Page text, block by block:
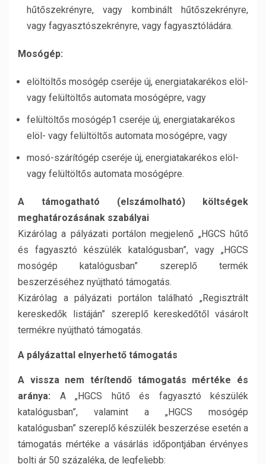
hűtőszekrényre, vagy kombinált hűtőszekrényre,
vagy fagyasztószekrényre, vagy fagyasztóládára.
Mosógép:
elöltöltős mosógép cseréje új, energiatakarékos elöl-
vagy felültöltős automata mosógépre, vagy
felültöltős mosógép1 cseréje új, energiatakarékos
elöl- vagy felültöltős automata mosógépre, vagy
mosó-szárítógép cseréje új, energiatakarékos elöl-
vagy felültöltős automata mosógépre.
A támogatható (elszámolható) költségek
meghatározásának szabályai
Kizárólag a pályázati portálon megjelenő „HGCS hűtő
és fagyasztó készülék katalógusban”, vagy „HGCS
mosógép katalógusban” szereplő termék
beszerzéséhez nyújtható támogatás.
Kizárólag a pályázati portálon található „Regisztrált
kereskedők listáján” szereplő kereskedőtől vásárolt
termékre nyújtható támogatás.
A pályázattal elnyerhető támogatás
A vissza nem térítendő támogatás mértéke és
aránya: A „HGCS hűtő és fagyasztó készülék
katalógusban”, valamint a „HGCS mosógép
katalógusban” szereplő készülék beszerzése esetén a
támogatás mértéke a vásárlás időpontjában érvényes
bolti ár 50 százaléka, de legfeljebb: